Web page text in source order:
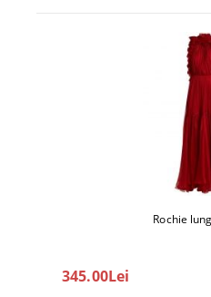
Rochie
345.00Lei